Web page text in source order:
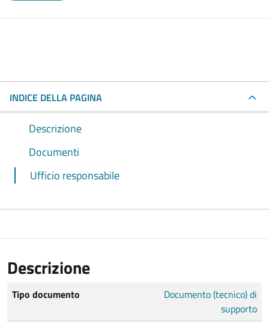
INDICE DELLA PAGINA
Descrizione
Documenti
Ufficio responsabile
Descrizione
Tipo documento
Documento (tecnico) di
supporto